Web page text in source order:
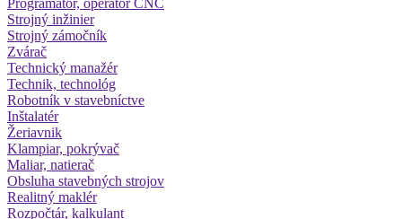
Programátor, operátor CNC
Strojný inžinier
Strojný zámočník
Zvárač
Technický manažér
Technik, technológ
Robotník v stavebníctve
Inštalatér
Žeriavnik
Klampiar, pokrývač
Maliar, natierač
Obsluha stavebných strojov
Realitný maklér
Rozpočtár, kalkulant